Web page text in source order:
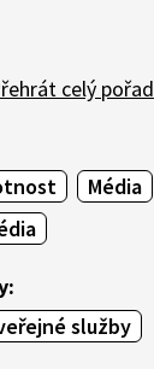
celý pořad
Média
služby